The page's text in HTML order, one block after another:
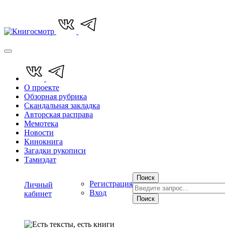
О проекте
Обзорная рубрика
Скандальная закладка
Авторская расправа
Мемотека
Новости
Кинокнига
Загадки рукописи
Тамиздат
Личный
кабинет
Регистрация
Вход
Поиск
Поиск